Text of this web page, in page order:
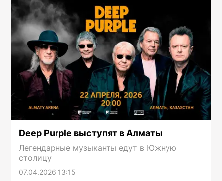
Deep Purple выступят в Алматы
Легендарные музыканты едут в Южную
столицу
07.04.2026 13:15